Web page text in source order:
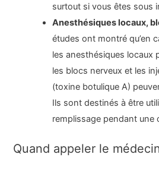
surtout si vous êtes sous
Anesthésiques locaux,
études ont montré qu’en
les anesthésiques locaux
les blocs nerveux et les
(toxine botulique A)
Ils sont destinés à être
remplissage pendant une
Quand appeler le